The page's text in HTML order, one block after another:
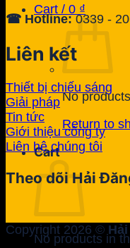
Cart / 0 ₫
No
Return to
Cart
No products in
☎ Hotline:0339 -
Liên kết
Thiết bị chiếu sáng
Giải pháp
Tin tức
Giới thiệu công ty
Liên hệ chúng tôi
Theo dõi Hải
Copyright 2026 ©